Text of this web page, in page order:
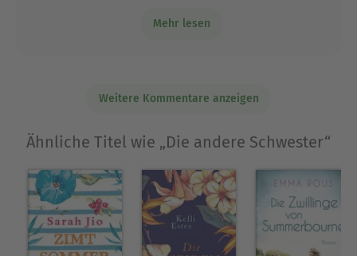
ich in einem Rutsch durchgelesen.
Mehr lesen
Weitere Kommentare anzeigen
Ähnliche Titel wie „Die andere Schwester“